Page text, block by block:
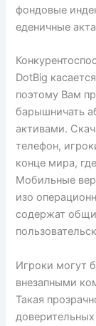
фондовые
еденичные
DotBig
поэтому Вам
барышничать
активами.
телефон,
конце мира,
Мобильные
изо
содержат
Игроки могут
внезапными
Такая